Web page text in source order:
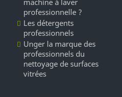
machine à laver
professionnelle ?
Les détergents
professionnels
Unger la marque des
professionnels du
nettoyage de surfaces
vitrées